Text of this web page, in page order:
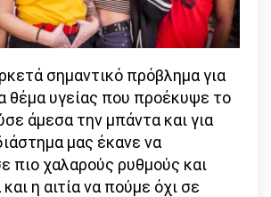
σημαντικό πρόβλημα για
θέμα υγείας που προέκυψε το
άμεσα την μπάντα και για
μας έκανε να
πιο χαλαρούς ρυθμούς και
η αιτία να πούμε όχι σε